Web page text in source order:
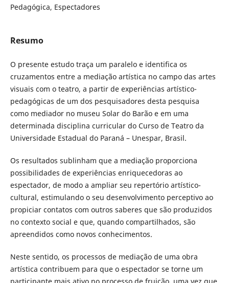
Pedagógica, Espectadores
Resumo
O presente estudo traça um paralelo e identifica os
cruzamentos entre a mediação artística no campo das artes
visuais com o teatro, a partir de experiências artístico-
pedagógicas de um dos pesquisadores desta pesquisa
como mediador no museu Solar do Barão e em uma
determinada disciplina curricular do Curso de Teatro da
Universidade Estadual do Paraná – Unespar, Brasil.
Os resultados sublinham que a mediação proporciona
possibilidades de experiências enriquecedoras ao
espectador, de modo a ampliar seu repertório artístico-
cultural, estimulando o seu desenvolvimento perceptivo ao
propiciar contatos com outros saberes que são produzidos
no contexto social e que, quando compartilhados, são
apreendidos como novos conhecimentos.
Neste sentido, os processos de mediação de uma obra
artística contribuem para que o espectador se torne um